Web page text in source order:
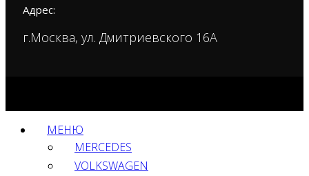
Адрес:
г.Москва, ул. Дмитриевского 16А
МЕНЮ
MERCEDES
VOLKSWAGEN